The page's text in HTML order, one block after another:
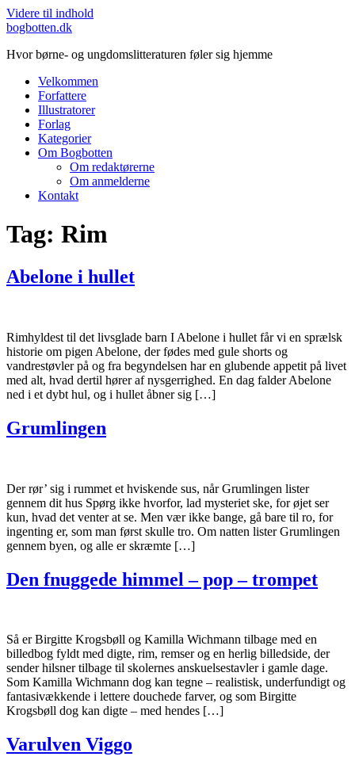
Videre til indhold
bogbotten.dk
Hvor børne- og ungdomslitteraturen føler sig hjemme
Velkommen
Forfattere
Illustratorer
Forlag
Kategorier
Om Bogbotten
Om redaktørerne
Om anmelderne
Kontakt
Tag: Rim
Abelone i hullet
Rimhyldest til det livsglade barn I Abelone i hullet får vi en sprælsk
historie om pigen Abelone, der fødes med gule shorts og
vandrestøvler på og fra begyndelsen har en glubende appetit på livet
med alt, hvad dertil hører af nysgerrighed. En dag falder Abelone
ned i et dybt hul, og i hullet åbner sig […]
Grumlingen
Der rør’ sig i rummet et hviskende sus, når Grumlingen lister
gennem dit hus Spørg ikke hvorfor, lad mysteriet ske, for øjet ser
kun, hvad det venter at se. Men vær ikke bange, gå bare til ro, for
ingenting er, som man først skulle tro. Om natten lister Grumlingen
gennem byen, og alle er skræmte […]
Den fnuggede himmel – pop – trompet
Så er Birgitte Krogsbøll og Kamilla Wichmann tilbage med en
billedbog fyldt med digte, rim, remser og en herlig billedside, der
sender hilsner tilbage til skolernes anskuelsestavler i gamle dage.
Som Kamilla Wichmann dog kan tegne – realistisk, underfundigt og
fantasivækkende i lettere douchede farver, og som Birgitte
Krogsbøll dog kan digte – med hendes […]
Varulven Viggo